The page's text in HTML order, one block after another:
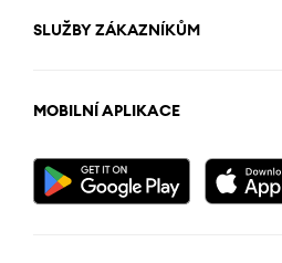
SLUŽBY ZÁKAZNÍKŮM
MOBILNÍ APLIKACE